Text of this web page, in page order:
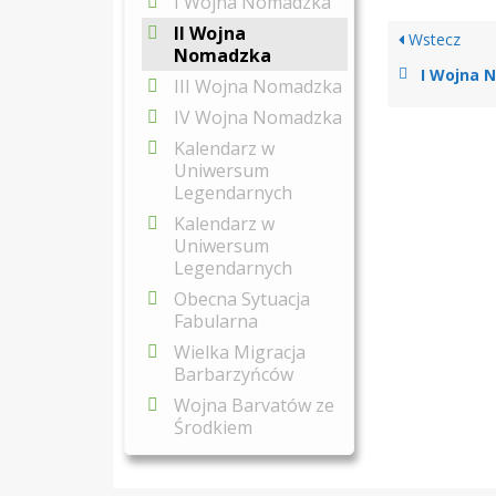
II Wojna
Nomadzka
III Wojna Nomadzka
IV Wojna Nomadzka
Kalendarz w
Uniwersum
Legendarnych
Kalendarz w
Uniwersum
Legendarnych
Obecna Sytuacja
Fabularna
Wielka Migracja
Barbarzyńców
Wojna Barvatów ze
Środkiem
Wstecz
I Wojna